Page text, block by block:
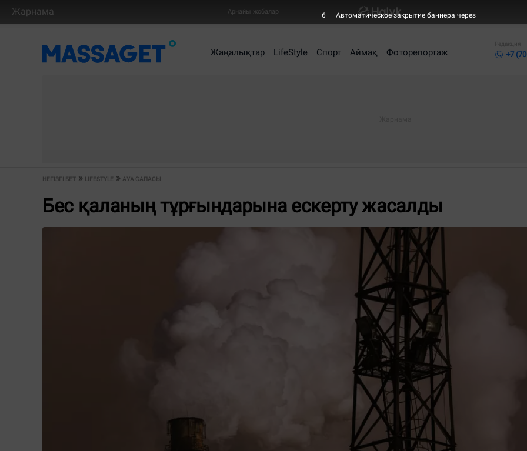
Жарнама Арнайы жобалар
Жаңалықтар LifeStyle Спорт Аймақ Фоторепортаж
Редакция
+7
НЕГІЗГІ БЕТ LIFESTYLE АУА САПАСЫ
Бес қаланың тұрғындарына ескерту жасалды
6 Автоматическое закрытие баннера через